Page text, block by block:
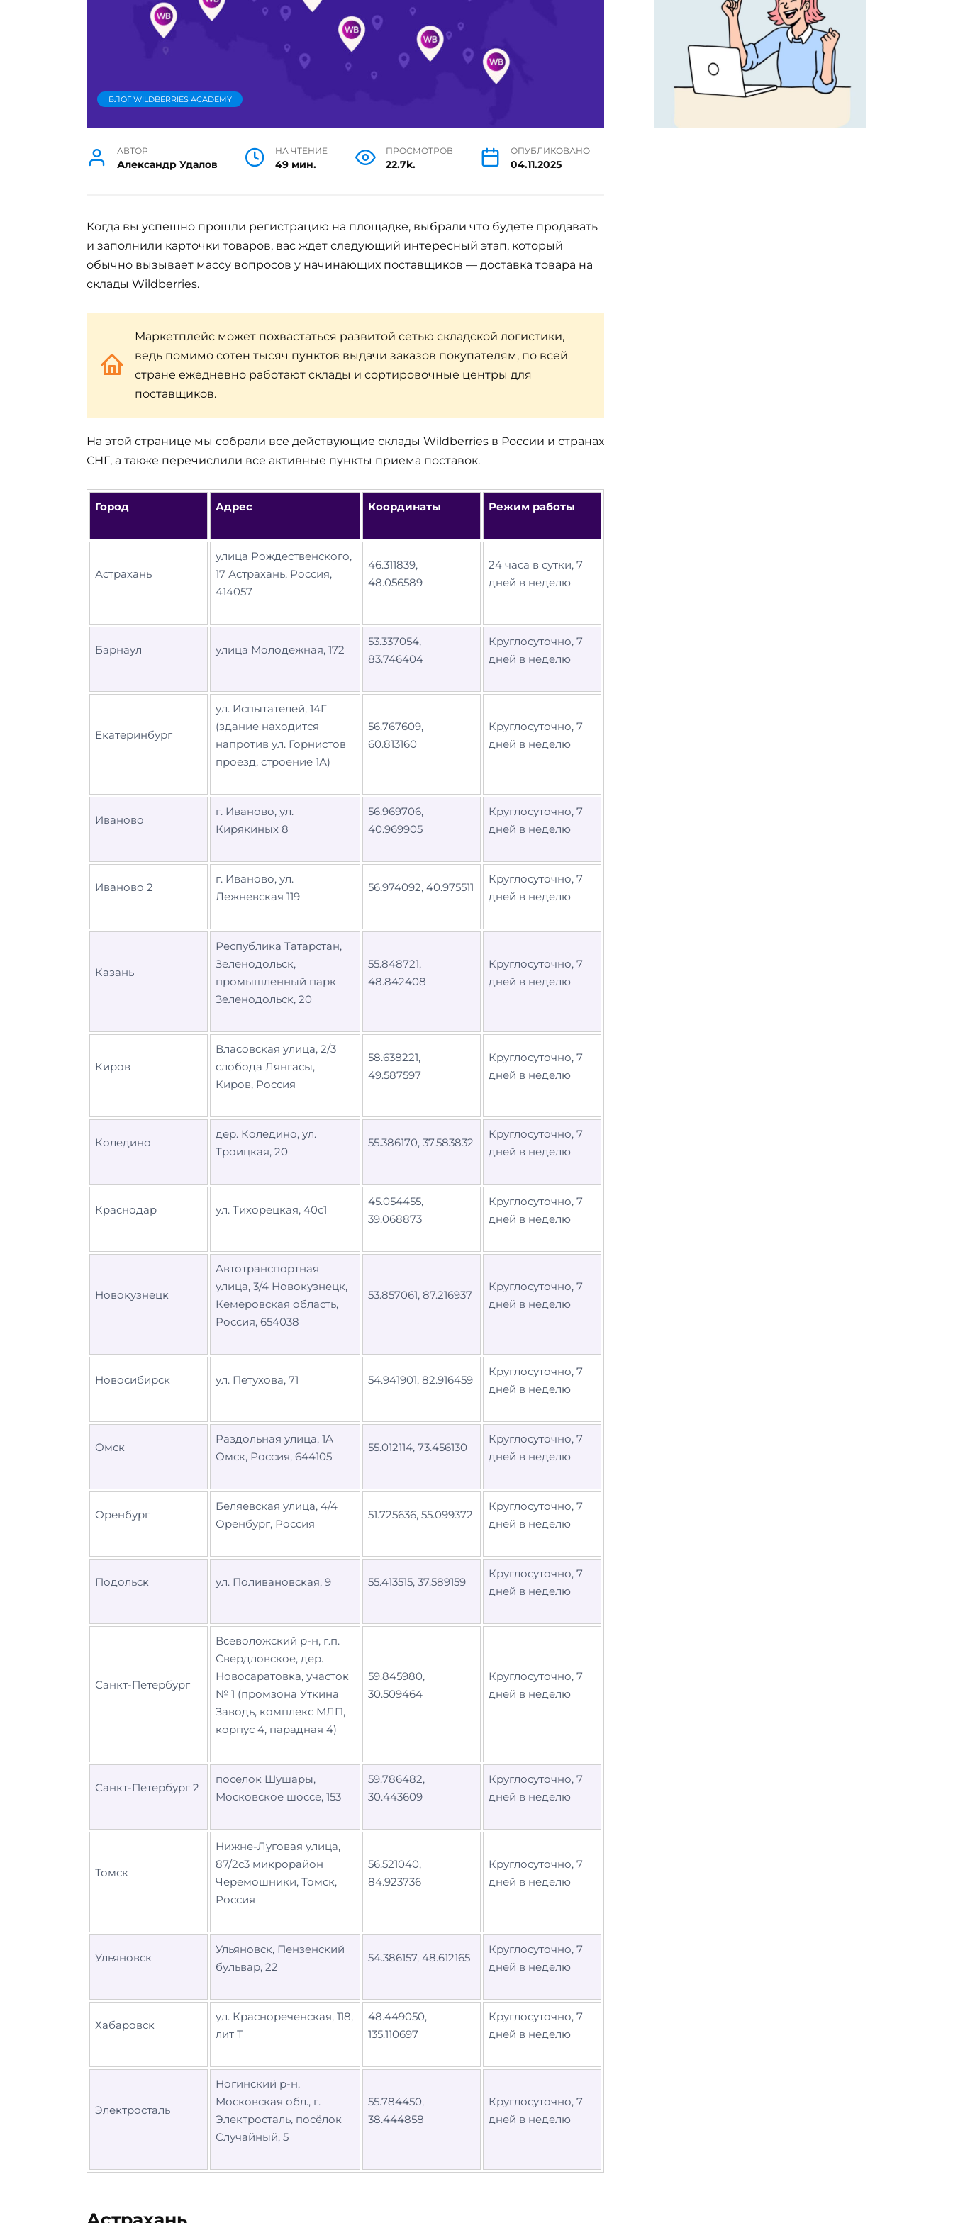
БЛОГ WILDBERRIES ACADEMY
АВТОР
Александр Удалов
НА ЧТЕНИЕ
49 мин.
ПРОСМОТРОВ
22.7k.
ОПУБЛИКОВАНО
04.11.2025
Когда вы успешно прошли регистрацию на площадке, выбрали что будете продавать
и заполнили карточки товаров, вас ждет следующий интересный этап, который
обычно вызывает массу вопросов у начинающих поставщиков — доставка товара на
склады Wildberries.
Маркетплейс может похвастаться развитой сетью складской логистики,
ведь помимо сотен тысяч пунктов выдачи заказов покупателям, по всей
стране ежедневно работают склады и сортировочные центры для
поставщиков.
На этой странице мы собрали все действующие склады Wildberries в России и странах
СНГ, а также перечислили все активные пункты приема поставок.
Город Адрес Координаты Режим работы
Астрахань
улица Рождественского,
17 Астрахань, Россия,
414057
46.311839,
48.056589
24 часа в сутки, 7
дней в неделю
Барнаул улица Молодежная, 172
53.337054,
83.746404
Круглосуточно, 7
дней в неделю
Екатеринбург
ул. Испытателей, 14Г
(здание находится
напротив ул. Горнистов
проезд, строение 1А)
56.767609,
60.813160
Круглосуточно, 7
дней в неделю
Иваново
г. Иваново, ул.
Кирякиных 8
56.969706,
40.969905
Круглосуточно, 7
дней в неделю
Иваново 2
г. Иваново, ул.
Лежневская 119
56.974092, 40.975511
Круглосуточно, 7
дней в неделю
Казань
Республика Татарстан,
Зеленодольск,
промышленный парк
Зеленодольск, 20
55.848721,
48.842408
Круглосуточно, 7
дней в неделю
Киров
Власовская улица, 2/3
слобода Лянгасы,
Киров, Россия
58.638221,
49.587597
Круглосуточно, 7
дней в неделю
Коледино
дер. Коледино, ул.
Троицкая, 20
55.386170, 37.583832
Круглосуточно, 7
дней в неделю
Краснодар ул. Тихорецкая, 40с1
45.054455,
39.068873
Круглосуточно, 7
дней в неделю
Новокузнецк
Автотранспортная
улица, 3/4 Новокузнецк,
Кемеровская область,
Россия, 654038
53.857061, 87.216937
Круглосуточно, 7
дней в неделю
Новосибирск ул. Петухова, 71 54.941901, 82.916459
Круглосуточно, 7
дней в неделю
Омск
Раздольная улица, 1А
Омск, Россия, 644105
55.012114, 73.456130
Круглосуточно, 7
дней в неделю
Оренбург
Беляевская улица, 4/4
Оренбург, Россия
51.725636, 55.099372
Круглосуточно, 7
дней в неделю
Подольск ул. Поливановская, 9 55.413515, 37.589159
Круглосуточно, 7
дней в неделю
Санкт-Петербург
Всеволожский р-н, г.п.
Свердловское, дер.
Новосаратовка, участок
№ 1 (промзона Уткина
Заводь, комплекс МЛП,
корпус 4, парадная 4)
59.845980,
30.509464
Круглосуточно, 7
дней в неделю
Санкт-Петербург 2
поселок Шушары,
Московское шоссе, 153
59.786482,
30.443609
Круглосуточно, 7
дней в неделю
Томск
Нижне-Луговая улица,
87/2с3 микрорайон
Черемошники, Томск,
Россия
56.521040,
84.923736
Круглосуточно, 7
дней в неделю
Ульяновск
Ульяновск, Пензенский
бульвар, 22
54.386157, 48.612165
Круглосуточно, 7
дней в неделю
Хабаровск
ул. Краснореченская, 118,
лит Т
48.449050,
135.110697
Круглосуточно, 7
дней в неделю
Электросталь
Ногинский р-н,
Московская обл., г.
Электросталь, посёлок
Случайный, 5
55.784450,
38.444858
Круглосуточно, 7
дней в неделю